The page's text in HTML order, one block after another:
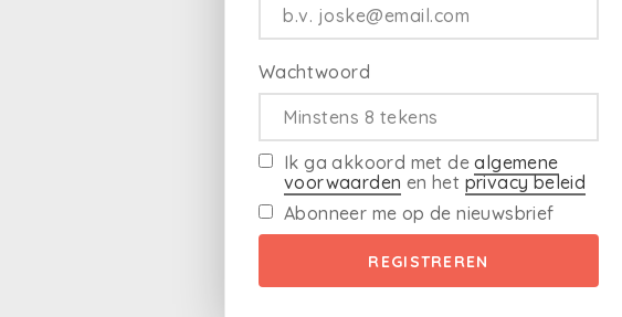
Wachtwoord
Ik ga akkoord met dealgemene
voorwaarden en het privacy beleid
Abonneer me op de nieuwsbrief
REGISTREREN